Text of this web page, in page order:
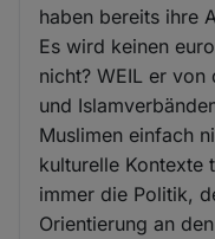
haben bereits ihre
Es wird keinen
nicht? WEIL er von
und
Muslimen einfach
kulturelle Kontexte
immer die Politik,
Orientierung an